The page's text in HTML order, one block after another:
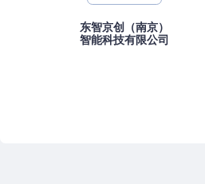
东智京创（南京）
智能科技有限公司